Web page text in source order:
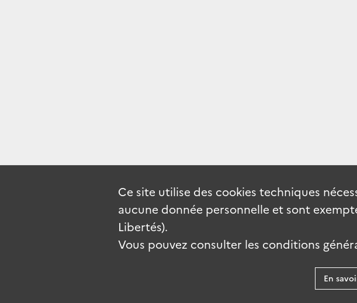
Ce site utilise des cookies techniques
aucune donnée personnelle et sont
Libertés).
Vous pouvez consulter les conditions
En